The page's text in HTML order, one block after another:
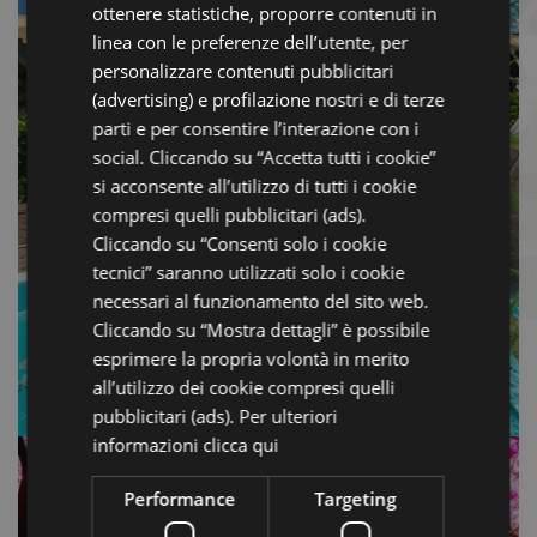
PISCINE
FREELANDIA
2026 – LA
DOMENICA A
FREELANDIA!!!
FRENCH
ottenere statistiche, proporre contenuti in
linea con le preferenze dell’utente, per
personalizzare contenuti pubblicitari
(advertising) e profilazione nostri e di terze
parti e per consentire l’interazione con i
social. Cliccando su “Accetta tutti i cookie”
si acconsente all’utilizzo di tutti i cookie
compresi quelli pubblicitari (ads).
Cliccando su “Consenti solo i cookie
tecnici” saranno utilizzati solo i cookie
necessari al funzionamento del sito web.
Cliccando su “Mostra dettagli” è possibile
esprimere la propria volontà in merito
all’utilizzo dei cookie compresi quelli
pubblicitari (ads). Per ulteriori
informazioni clicca qui
Performance Targeting